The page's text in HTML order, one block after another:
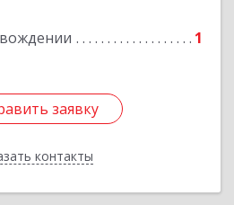
1
заявку
контакты
заявку
Назад